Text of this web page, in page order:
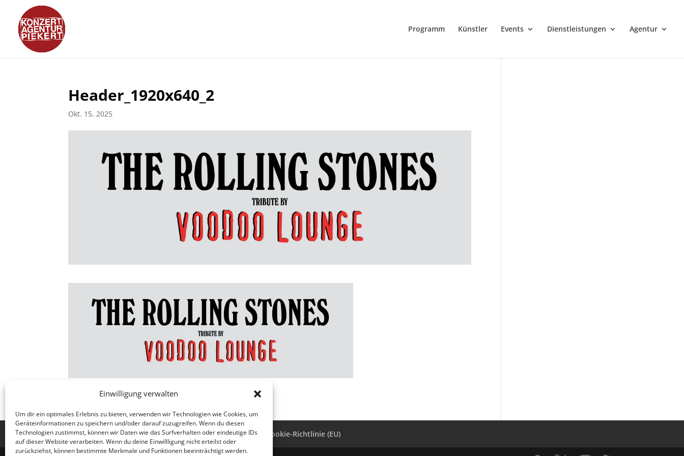
Einwilligung verwalten
Um dir ein optimales Erlebnis zu bieten, verwenden wir Technologien wie Cookies, um
Geräteinformationen zu speichern und/oder darauf zuzugreifen. Wenn du diesen
Technologien zustimmst, können wir Daten wie das Surfverhalten oder eindeutige IDs
auf dieser Website verarbeiten. Wenn du deine Einwillligung nicht erteilst oder
zurückziehst, können bestimmte Merkmale und Funktionen beeinträchtigt werden.
Programm Künstler Events Dienstleistungen Agentur
Header_1920x640_2
Okt. 15, 2025
Jobs AGB Datenschutzerklärung Impressum Cookie-Richtlinie (EU)